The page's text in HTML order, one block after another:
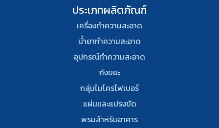
ประเภทผลิตภัณฑ์
เครื่องทำความสะอาด
น้ำยาทำความสะอาด
อุปกรณ์ทําความสะอาด
ถังขยะ
กลุ่มไมโครไฟเบอร์
แผ่นและแปรงขัด
พรมสําหรับอาคาร